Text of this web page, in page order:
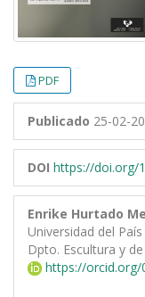
PDF
Publicado 25-02-
DOI https://doi.org/
Enrike Hurtado
Universidad del
Dpto. Escultura y
https://orcid.org/